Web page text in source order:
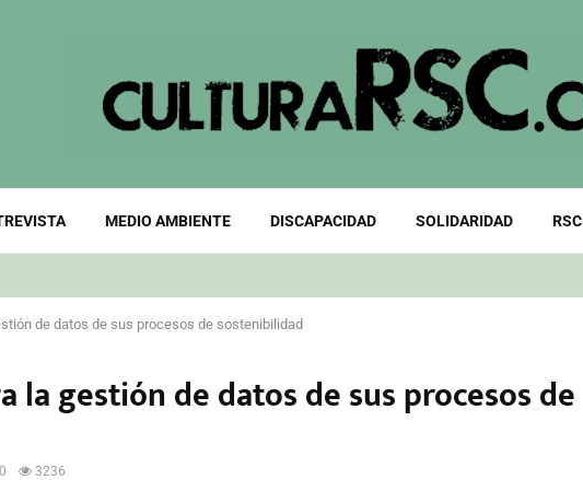
MEDIO AMBIENTE DISCAPACIDAD SOLIDARIDAD RSC
de datos de sus procesos de sostenibilidad
la gestión de datos de sus procesos de
0 3236